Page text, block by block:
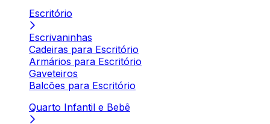
Escritório
Escrivaninhas
Cadeiras para Escritório
Armários para Escritório
Gaveteiros
Balcões para Escritório
Quarto Infantil e Bebê